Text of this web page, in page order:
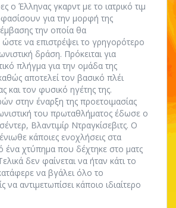
ο Έλληνας γκαρντ με το ιατρικό τιμ
για την μορφή της
την οποία θα
να επιστρέψει το γρηγορότερο
δράση. Πρόκειται για
πλήγμα για την ομάδα της
αποτελεί τον βασικό πλέι
και τον φυσικό ηγέτης της.
στην έναρξη της προετοιμασίας
του πρωταθλήματος έδωσε ο
Βλαντιμίρ Ντραγκίσεβιτς. Ο
κάποιες ενοχλήσεις στα
ένα χτύπημα που δέχτηκε στο ματς
δεν φαίνεται να ήταν κάτι το
να βγάλει όλο το
αντιμετωπίσει κάποιο ιδιαίτερο